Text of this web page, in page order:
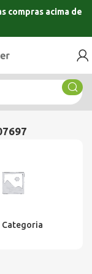
compras acima de
Categoria